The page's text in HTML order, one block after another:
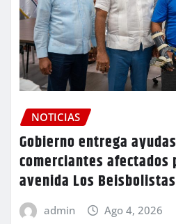
NOTICIAS
Gobierno entrega
comerciantes afectados
avenida Los
admin Ago 4, 2026